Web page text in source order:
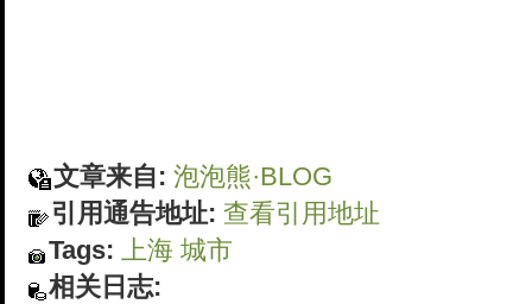
文章来自: 泡泡熊·BLOG
引用通告地址: 查看引用地址
Tags: 上海 城市
相关日志: